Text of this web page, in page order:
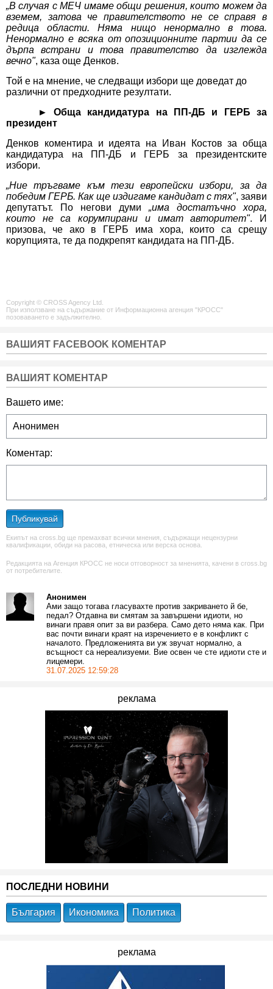
„В случая с МЕЧ имаме общи решения, които можем да
вземем, затова че правителството не се справя в
редица области. Няма нищо ненормално в това.
Ненормално е всяка от опозиционните партии да се
дърпа встрани и това правителство да изглежда
вечно", каза още Денков.
Той е на мнение, че следващи избори ще доведат до
различни от предходните резултати.
► Обща кандидатура на ПП-ДБ и ГЕРБ за
президент
Денков коментира и идеята на Иван Костов за обща
кандидатура на ПП-ДБ и ГЕРБ за президентските
избори.
„Ние тръгваме към тези европейски избори, за да
победим ГЕРБ. Как ще издигаме кандидат с тях", заяви
депутатът. По негови думи „има достатъчно хора,
които не са корумпирани и имат авторитет". И
призова, че ако в ГЕРБ има хора, които са срещу
корупцията, те да подкрепят кандидата на ПП-ДБ.
Copyright © CROSS Agency Ltd.
При използване на съдържание от Информационна агенция "КРОСС"
позоваването е задължително.
ВАШИЯТ FACEBOOK КОМЕНТАР
ВАШИЯТ КОМЕНТАР
Вашето име:
Коментар:
Публикувай
Екипът на cross.bg ще премахват всички мнения, съдържащи нецензурни
квалификации, обиди на расова, етническа или верска основа.
Редакцията на Агенция КРОСС не носи отговорност за мненията, качени в cross.bg
от потребителите.
Анонимен
Ами защо тогава гласувахте против закриването й бе,
педал? Отдавна ви смятам за завършени идиоти, но
винаги правя опит за ви разбера. Само дето няма как. При
вас почти винаги краят на изречението е в конфликт с
началото. Предложенията ви уж звучат нормално, а
всъщност са нереализуеми. Вие освен че сте идиоти сте и
лицемери.
31.07.2025 12:59:28
реклама
ПОСЛЕДНИ НОВИНИ
България Икономика Политика
реклама